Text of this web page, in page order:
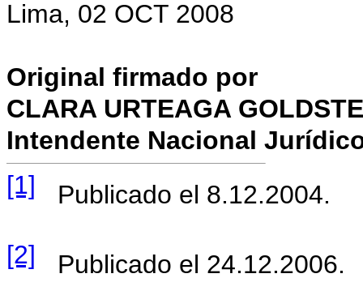
Lima, 02 OCT 2008
Original firmado por
CLARA URTEAGA
Intendente Nacional
[1] Publicado el 8.12.2004.
[2] Publicado el 24.12.2006.